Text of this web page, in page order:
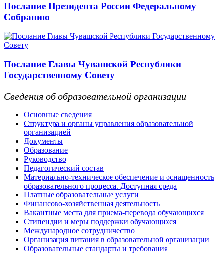
Послание Президента России Федеральному
Собранию
Послание Главы Чувашской Республики
Государственному Совету
Сведения об образовательной организации
Основные сведения
Структура и органы управления образовательной
организацией
Документы
Образование
Руководство
Педагогический состав
Материально-техническое обеспечение и оснащенность
образовательного процесса. Доступная среда
Платные образовательные услуги
Финансово-хозяйственная деятельность
Вакантные места для приема-перевода обучающихся
Стипендии и меры поддержки обучающихся
Международное сотрудничество
Организация питания в образовательной организации
Образовательные стандарты и требования